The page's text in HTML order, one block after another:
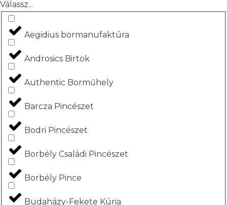
Válassz...
Aegidius bormanufaktúra
Androsics Birtok
Authentic Borműhely
Barcza Pincészet
Bodri Pincészet
Borbély Családi Pincészet
Borbély Pince
Budaházy-Fekete Kúria